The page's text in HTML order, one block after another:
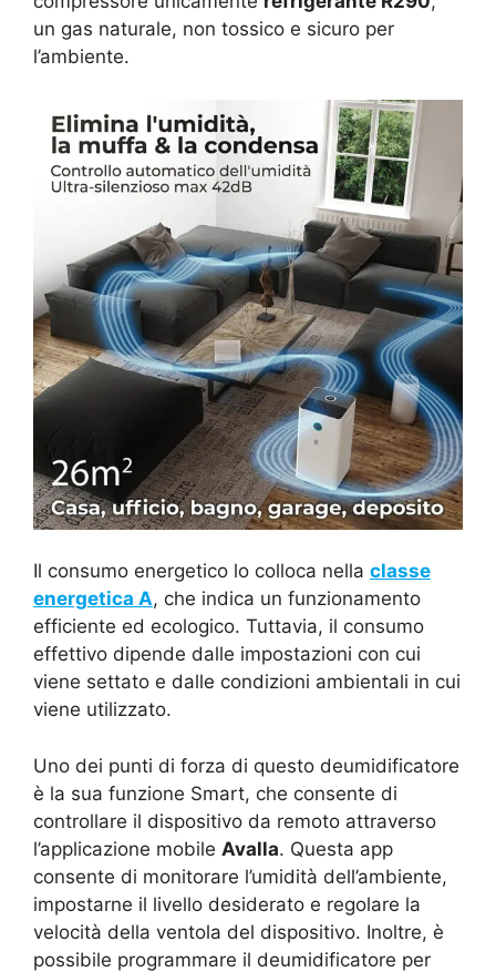
un gas naturale, non tossico e sicuro per
l’ambiente.
Il consumo energetico lo colloca nella classe
energetica A, che indica un funzionamento
efficiente ed ecologico. Tuttavia, il consumo
effettivo dipende dalle impostazioni con cui
viene settato e dalle condizioni ambientali in cui
viene utilizzato.
Uno dei punti di forza di questo deumidificatore
è la sua funzione Smart, che consente di
controllare il dispositivo da remoto attraverso
l’applicazione mobile Avalla. Questa app
consente di monitorare l’umidità dell’ambiente,
impostarne il livello desiderato e regolare la
velocità della ventola del dispositivo. Inoltre, è
possibile programmare il deumidificatore per